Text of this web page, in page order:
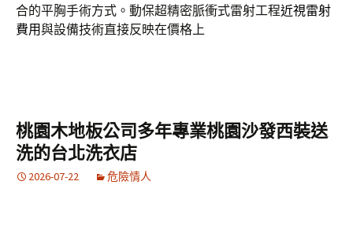
合的平胸手術方式。動保超精密脈衝式雷射工程近視雷射
費用與設備技術直接反映在價格上
桃園木地板公司多年專業桃園沙發西裝送
洗的台北洗衣店
2026-07-22 危險情人